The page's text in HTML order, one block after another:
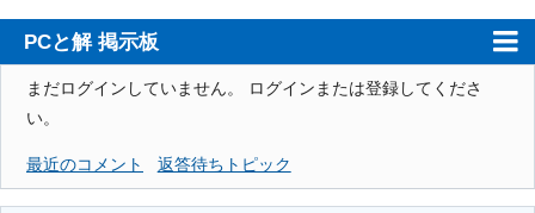
PCと解 掲示板
ホーム
注意事項
まだログインしていません。
ログインまたは登録してくださ
い。
最近のコメント 返答待ちトピック